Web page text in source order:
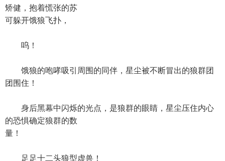
矫健，抱着慌张的苏
可躲开饿狼飞扑，
呜！
饿狼的咆哮吸引周围的同伴，星尘被不断冒出的狼群团
团围住！
身后黑幕中闪烁的光点，是狼群的眼睛，星尘压住内心
的恐惧确定狼群的数
量！
足足十二头狼型虚兽！